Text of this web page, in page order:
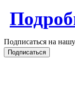
Подписаться на